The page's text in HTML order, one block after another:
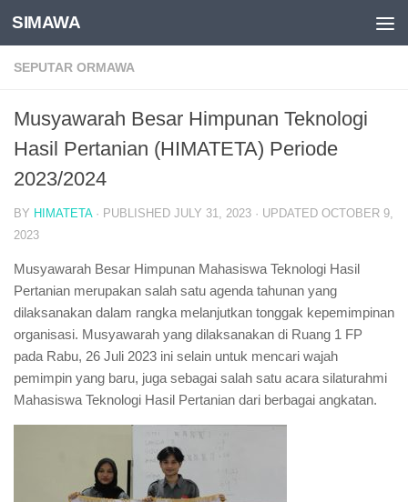
Skip to content
SIMAWA
SEPUTAR ORMAWA
Musyawarah Besar Himpunan Teknologi
Hasil Pertanian (HIMATETA) Periode
2023/2024
BY HIMATETA · PUBLISHED JULY 31, 2023 · UPDATED OCTOBER 9,
2023
Musyawarah Besar Himpunan Mahasiswa Teknologi Hasil
Pertanian merupakan salah satu agenda tahunan yang
dilaksanakan dalam rangka melanjutkan tonggak kepemimpinan
organisasi. Musyawarah yang dilaksanakan di Ruang 1 FP
pada Rabu, 26 Juli 2023 ini selain untuk mencari wajah
pemimpin yang baru, juga sebagai salah satu acara silaturahmi
Mahasiswa Teknologi Hasil Pertanian dari berbagai angkatan.